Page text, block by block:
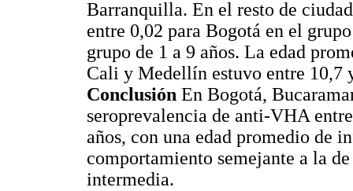
Barranquilla. En el resto de
entre 0,02 para Bogotá en el
grupo de 1 a 9 años. La edad
Cali y Medellín estuvo entre 10,7
Conclusión En Bogotá,
seroprevalencia de anti-VHA
años, con una edad promedio de
comportamiento semejante a la
intermedia.